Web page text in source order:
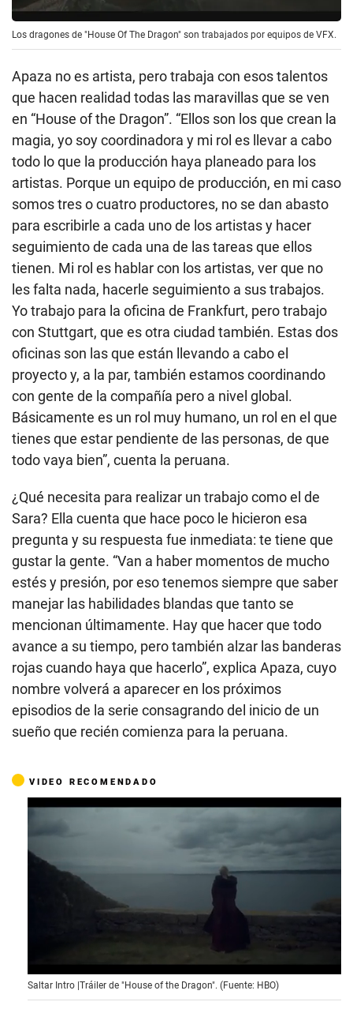
Los dragones de "House Of The Dragon" son trabajados por equipos de VFX.
Apaza no es artista, pero trabaja con esos talentos
que hacen realidad todas las maravillas que se ven
en “House of the Dragon”. “Ellos son los que crean la
magia, yo soy coordinadora y mi rol es llevar a cabo
todo lo que la producción haya planeado para los
artistas. Porque un equipo de producción, en mi caso
somos tres o cuatro productores, no se dan abasto
para escribirle a cada uno de los artistas y hacer
seguimiento de cada una de las tareas que ellos
tienen. Mi rol es hablar con los artistas, ver que no
les falta nada, hacerle seguimiento a sus trabajos.
Yo trabajo para la oficina de Frankfurt, pero trabajo
con Stuttgart, que es otra ciudad también. Estas dos
oficinas son las que están llevando a cabo el
proyecto y, a la par, también estamos coordinando
con gente de la compañía pero a nivel global.
Básicamente es un rol muy humano, un rol en el que
tienes que estar pendiente de las personas, de que
todo vaya bien”, cuenta la peruana.
¿Qué necesita para realizar un trabajo como el de
Sara? Ella cuenta que hace poco le hicieron esa
pregunta y su respuesta fue inmediata: te tiene que
gustar la gente. “Van a haber momentos de mucho
estés y presión, por eso tenemos siempre que saber
manejar las habilidades blandas que tanto se
mencionan últimamente. Hay que hacer que todo
avance a su tiempo, pero también alzar las banderas
rojas cuando haya que hacerlo”, explica Apaza, cuyo
nombre volverá a aparecer en los próximos
episodios de la serie consagrando del inicio de un
sueño que recién comienza para la peruana.
VIDEO RECOMENDADO
0
s
e
Saltar Intro |Tráiler de "House of the Dragon". (Fuente: HBO)